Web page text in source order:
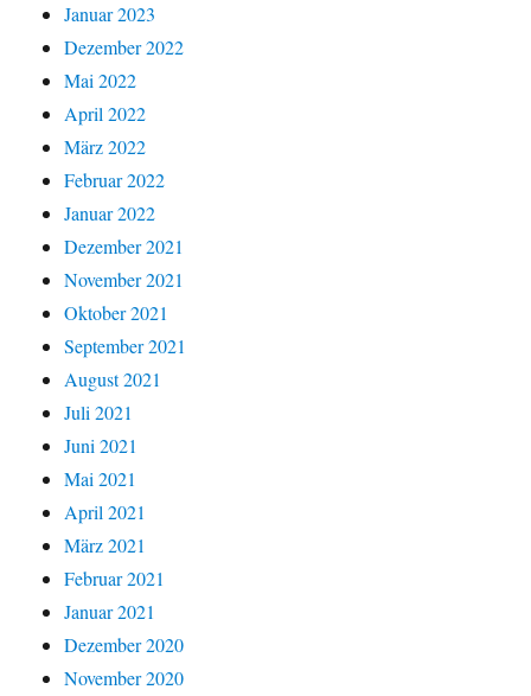
Januar 2023
Dezember 2022
Mai 2022
April 2022
März 2022
Februar 2022
Januar 2022
Dezember 2021
November 2021
Oktober 2021
September 2021
August 2021
Juli 2021
Juni 2021
Mai 2021
April 2021
März 2021
Februar 2021
Januar 2021
Dezember 2020
November 2020